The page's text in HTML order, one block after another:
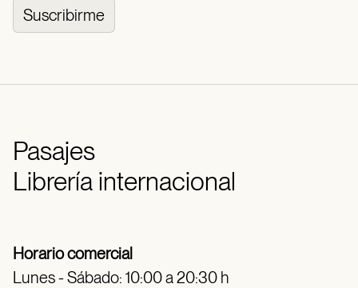
Suscribirme
Pasajes
Librería internacional
Horario comercial
Lunes - Sábado: 10:00 a 20:30 h